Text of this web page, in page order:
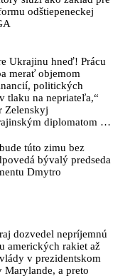
prevratu je
má za cieľ prevziať
poslušných bábok.
jasné – spochybniť
štátu,“ vyhlásil
skupina
protesty v Gruzínsku
vážnej
Slovenska
Majdanu
zahraničnými
destabilizácii štátu zo
neho mali zaoberať
a KDH v spolupráci s
odštiepeneckej
Ukrajinu hneď! Prácu
merať objemom
politických
tlaku na nepriateľa,“
Zelenskyj
diplomatom v
protiraketové
túto zimu bez
bývalý predseda
Dmytro
dozvedel nepríjemnú
amerických rakiet až
v prezidentskom
Marylande, a preto